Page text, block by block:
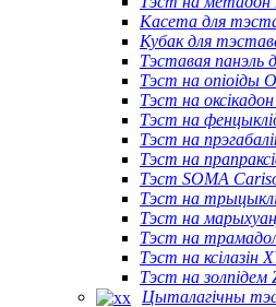
Касета для
Кубак для
Тэставая панэль
Тэст на опіоіды
Тэст на
Тэст на
Тэст на
Тэст на
Тэст SOMA
Тэст на
Тэст на
Тэст на
Тэст на ксілазін
Тэст на золпідем
Цыталагічны